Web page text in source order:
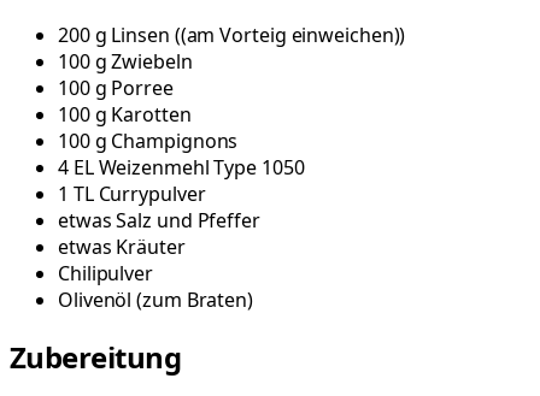
200g Linsen ((am Vorteig einweichen))
100gZwiebeln
100g Porree
100g Karotten
100g Champignons
4 ELWeizenmehl Type 1050
1 TL Currypulver
etwasSalz und Pfeffer
etwas Kräuter
Chilipulver
Olivenöl (zum Braten)
Zubereitung